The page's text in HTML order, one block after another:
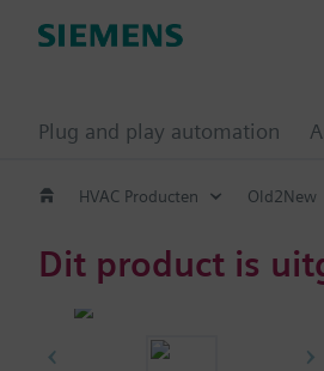
Plug and play automation
HVAC Producten Old2New
Dit product is